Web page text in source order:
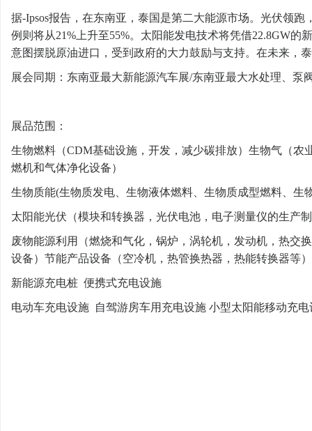
据-Ipsos报告，在东南亚，泰国是第二大能源市场。光伏领
例则将从21%上升至55%。太阳能发电技术将凭借22.8GW
意图摆脱原油进口，受到政府的大力鼓励与支持。在未来，
展会同期：东南亚最大新能源汽车展/东南亚最大水处理、泵
展品范围：
生物燃料（CDM基础设施，开发，减少碳排放）生物气（
燃机和气体净化设备）
生物质能(生物质发电、生物液体燃料、生物质成型燃料、生
太阳能光伏（模块和转换器，光伏电池，电子测量仪的生产
废物能源利用（燃烧和气化，锅炉，涡轮机，发动机，热交
设备）节能产品设备（空冷机，热管换热器，热能转换器等）
新能源充电桩 便携式充电设施
电动车充电设施 自驾游房车用充电设施 小型太阳能移动充电